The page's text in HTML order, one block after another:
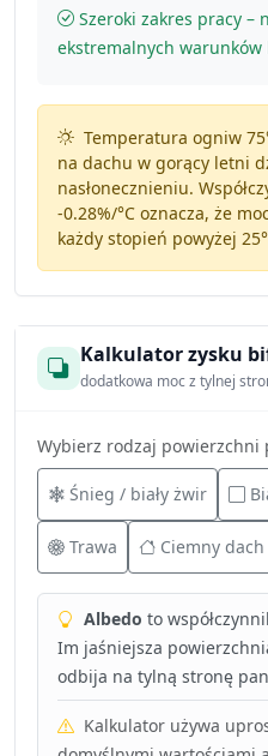
Szeroki zakres pracy –
ekstremalnych warunków
Temperatura ogniw
na dachu w gorący letni
nasłonecznieniu.
-0.28%/°Coznacza, że
każdy stopień powyżej
Kalkulator zysku
dodatkowa moc z tylnej
Wybierz rodzaj powierzchni
Śnieg / biały żwir
Trawa Ciemny
Albedo to
Im jaśniejsza
odbija na tylną stronę
Kalkulator używa